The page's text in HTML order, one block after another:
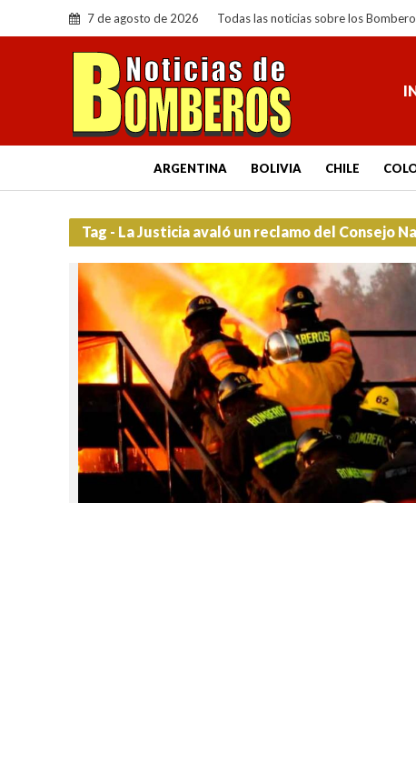
7 de agosto de 2026 Todas las noticias sobre los
ARGENTINA BOLIVIA CHILE
Tag - La Justicia avaló un reclamo del Consejo